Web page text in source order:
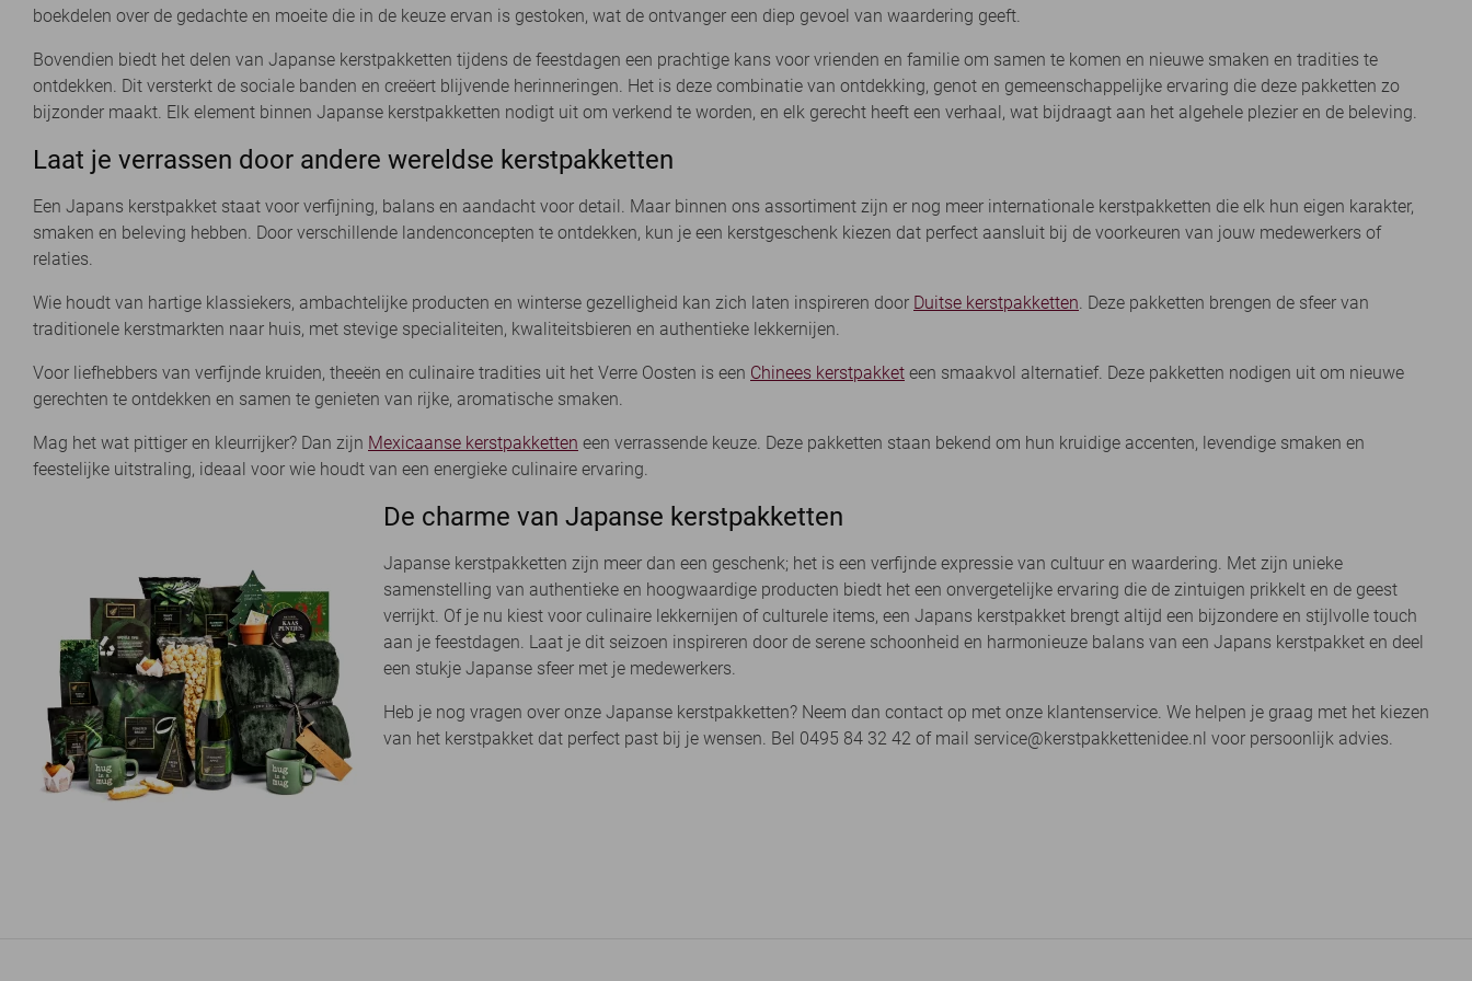
boekdelen over de gedachte en moeite die in de keuze ervan is gestoken, wat de ontvanger een diep gevoel van waardering geeft.
Bovendien biedt het delen van Japanse kerstpakketten tijdens de feestdagen een prachtige kans voor vrienden en familie om samen te komen en nieuwe smaken en tradities te
ontdekken. Dit versterkt de sociale banden en creëert blijvende herinneringen. Het is deze combinatie van ontdekking, genot en gemeenschappelijke ervaring die deze pakketten zo
bijzonder maakt. Elk element binnen Japanse kerstpakketten nodigt uit om verkend te worden, en elk gerecht heeft een verhaal, wat bijdraagt aan het algehele plezier en de beleving.
Laat je verrassen door andere wereldse kerstpakketten
Een Japans kerstpakket staat voor verfijning, balans en aandacht voor detail. Maar binnen ons assortiment zijn er nog meer internationale kerstpakketten die elk hun eigen karakter,
smaken en beleving hebben. Door verschillende landenconcepten te ontdekken, kun je een kerstgeschenk kiezen dat perfect aansluit bij de voorkeuren van jouw medewerkers of
relaties.
Wie houdt van hartige klassiekers, ambachtelijke producten en winterse gezelligheid kan zich laten inspireren door Duitse kerstpakketten. Deze pakketten brengen de sfeer van
traditionele kerstmarkten naar huis, met stevige specialiteiten, kwaliteitsbieren en authentieke lekkernijen.
Voor liefhebbers van verfijnde kruiden, theeën en culinaire tradities uit het Verre Oosten is een Chinees kerstpakket een smaakvol alternatief. Deze pakketten nodigen uit om nieuwe
gerechten te ontdekken en samen te genieten van rijke, aromatische smaken.
Mag het wat pittiger en kleurrijker? Dan zijn Mexicaanse kerstpakketten een verrassende keuze. Deze pakketten staan bekend om hun kruidige accenten, levendige smaken en
feestelijke uitstraling, ideaal voor wie houdt van een energieke culinaire ervaring.
De charme van Japanse kerstpakketten
Japanse kerstpakketten zijn meer dan een geschenk; het is een verfijnde expressie van cultuur en waardering. Met zijn unieke
samenstelling van authentieke en hoogwaardige producten biedt het een onvergetelijke ervaring die de zintuigen prikkelt en de geest
verrijkt. Of je nu kiest voor culinaire lekkernijen of culturele items, een Japans kerstpakket brengt altijd een bijzondere en stijlvolle touch
aan je feestdagen. Laat je dit seizoen inspireren door de serene schoonheid en harmonieuze balans van een Japans kerstpakket en deel
een stukje Japanse sfeer met je medewerkers.
Heb je nog vragen over onze Japanse kerstpakketten? Neem dan contact op met onze klantenservice. We helpen je graag met het kiezen
van het kerstpakket dat perfect past bij je wensen. Bel 0495 84 32 42 of mail service@kerstpakkettenidee.nl voor persoonlijk advies.